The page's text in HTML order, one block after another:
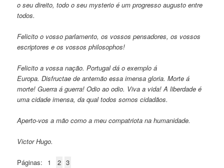
o seu direito, todo o seu mysterio é um progresso augusto entre
todos.
Felicito o vosso parlamento, os vossos pensadores, os vossos
escriptores e os vossos philosophos!
Felicito a vossa nação. Portugal dá o exemplo á
Europa. Disfructae de antemão essa imensa gloria. Morte á
morte! Guerra á guerra! Odio ao odio. Viva a vida! A liberdade é
uma cidade imensa, da qual todos somos cidadãos.
Aperto-vos a mão como a meu compatriota na humanidade.
Victor Hugo.
Páginas: 1 2 3